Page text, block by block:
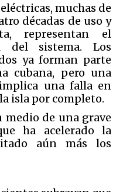
muchas de
décadas de uso y
representan el
sistema. Los
ya forman parte
cubana, pero una
una falla en
isla por completo.
medio de una grave
ha acelerado la
aún más los